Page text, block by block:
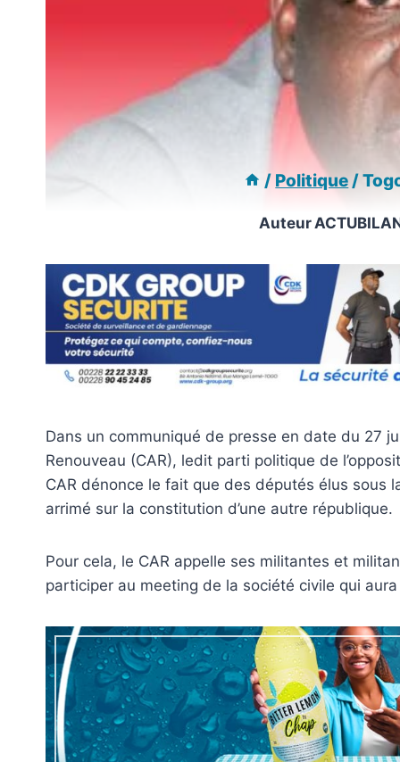
/ Politique/
Auteur
Dans un communiqué de presse en date du 27
Renouveau (CAR), ledit parti politique de
CAR dénonce le fait que des députés élus sous
arrimé sur la constitution d’une autre république.
Pour cela, le CAR appelle ses militantes et
participer au meeting de la société civile qui